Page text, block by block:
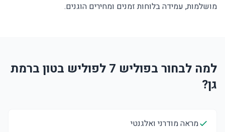
מושלמות, עמידה בלוחות זמנים ומחירים הוגנים.
למה לבחור בפוליש 7 לפוליש בטון ברמת
גן?
מראה מודרני ואלגנטי